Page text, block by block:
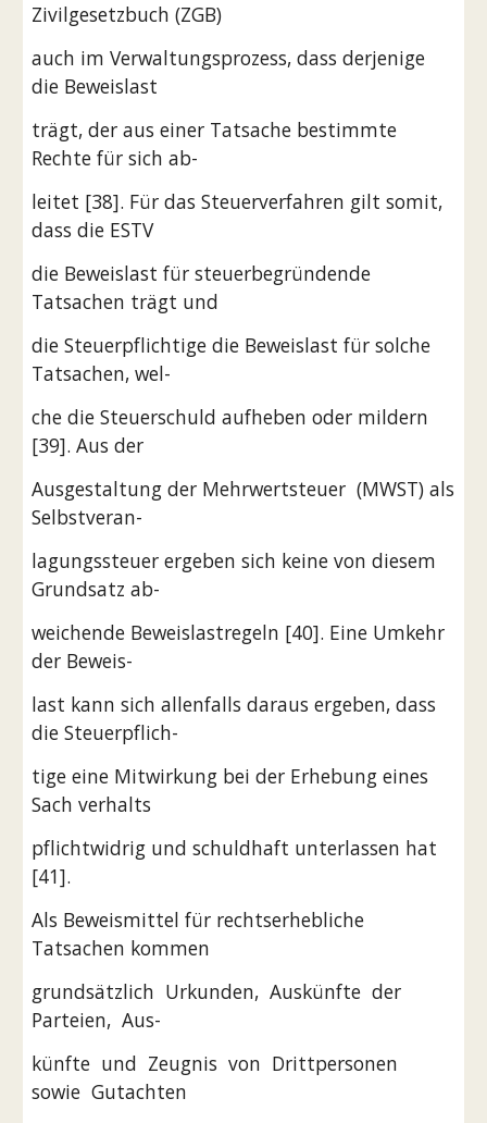
Zivilgesetzbuch (ZGB)
auch im Verwaltungsprozess, dass derjenige
die Beweislast
trägt, der aus einer Tatsache bestimmte
Rechte für sich ab-
leitet [38]. Für das Steuerverfahren gilt somit,
dass die ESTV
die Beweislast für steuerbegründende
Tatsachen trägt und
die Steuerpflichtige die Beweislast für solche
Tatsachen, wel-
che die Steuerschuld aufheben oder mildern
[39]. Aus der
Ausgestaltung der Mehrwertsteuer  (MWST) als
Selbstveran-
lagungssteuer ergeben sich keine von diesem
Grundsatz ab-
weichende Beweislastregeln [40]. Eine Umkehr
der Beweis-
last kann sich allenfalls daraus ergeben, dass
die Steuerpflich-
tige eine Mitwirkung bei der Erhebung eines
Sach verhalts
pflichtwidrig und schuldhaft unterlassen hat
[41].
Als Beweismittel für rechtserhebliche
Tatsachen kommen
grundsätzlich  Urkunden,  Auskünfte  der
Parteien,  Aus-
künfte  und  Zeugnis  von  Drittpersonen
sowie  Gutachten